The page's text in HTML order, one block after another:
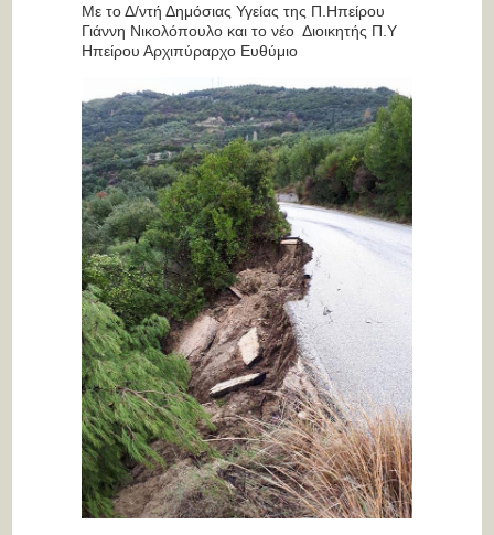
Με το Δ/ντή Δημόσιας Υγείας της Π.Ηπείρου
Γιάννη Νικολόπουλο και το νέο Διοικητής Π.Υ
Ηπείρου Αρχιπύραρχο Ευθύμιο